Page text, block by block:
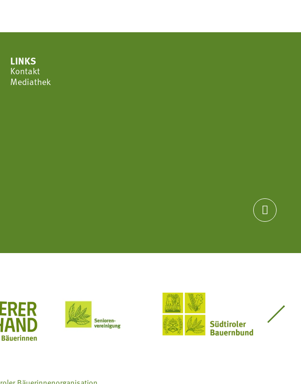
LINKS
Kontakt
Mediathek

Familie
Aus unserer Hand Seniorenvereinigung im SBB Südtiroler Bauernbund